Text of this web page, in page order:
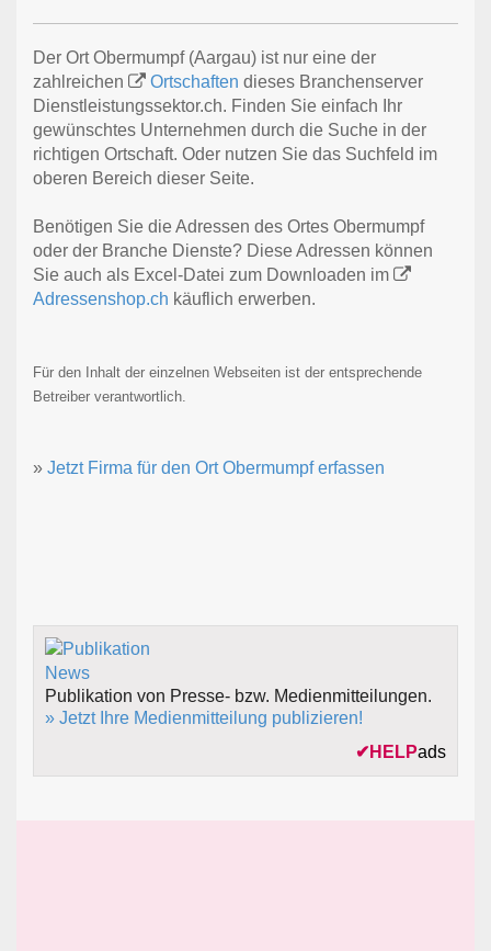
Der Ort Obermumpf (Aargau) ist nur eine der
zahlreichen
Ortschaften dieses Branchenserver
Dienstleistungssektor.ch. Finden Sie einfach Ihr
gewünschtes Unternehmen durch die Suche in der
richtigen Ortschaft. Oder nutzen Sie das Suchfeld im
oberen Bereich dieser Seite.
Benötigen Sie die Adressen des Ortes Obermumpf
oder der Branche Dienste? Diese Adressen können
Sie auch als Excel-Datei zum Downloaden im
Adressenshop.ch käuflich erwerben.
Für den Inhalt der einzelnen Webseiten ist der entsprechende
Betreiber verantwortlich.
» Jetzt Firma für den Ort Obermumpf erfassen
Publikation von Presse- bzw. Medienmitteilungen.
» Jetzt Ihre Medienmitteilung publizieren!
✔ HELPads